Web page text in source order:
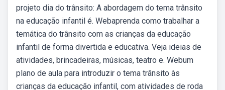
projeto dia do trânsito: A abordagem do tema trânsito
na educação infantil é. Webaprenda como trabalhar a
temática do trânsito com as crianças da educação
infantil de forma divertida e educativa. Veja ideias de
atividades, brincadeiras, músicas, teatro e. Webum
plano de aula para introduzir o tema trânsito às
crianças da educação infantil, com atividades de roda